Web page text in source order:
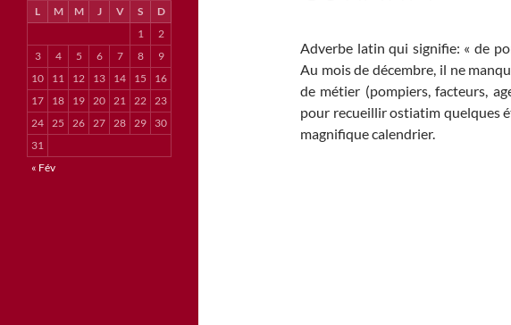
Adverbe latin qui signifie: « de
Au mois de décembre, il ne
de métier (pompiers, facteurs,
pour recueillir ostiatim quelques
magnifique calendrier.
L M M J V S
D
1
2
3
4 5 6 7 8
9
10
11 12 13 14 15
16
17
18 19 20 21 22 23
24 25 26 27 28 29
30
31
« Fév